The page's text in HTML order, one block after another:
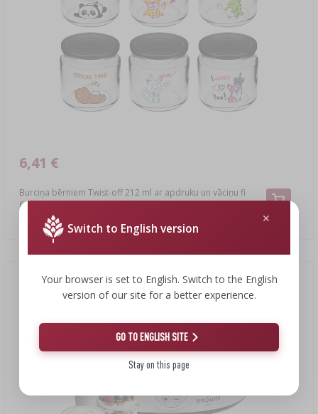
Burciņa bērniem Twist-off 212 ml ar apdruku un vāciņu fi
66/4, 6 gab.
6,41 €
1,07 EUR/gab.
Switch to English version
Your browser is set to English. Switch to the English
version of our site for a better experience.
GO TO ENGLISH SITE
Stay on this page